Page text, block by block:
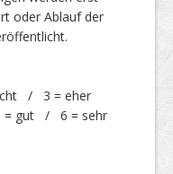
oder Ablauf der
/ 3 = eher
gut / 6 = sehr